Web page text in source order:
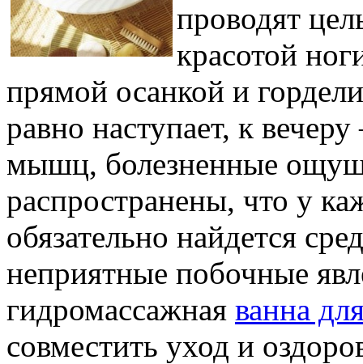
проводят
красотой
прямой осанкой и
равно наступает, к
мышц, болезненные
распространены, что у
обязательно найдется
неприятные побочные
гидромассажная ванна
совместить уход и